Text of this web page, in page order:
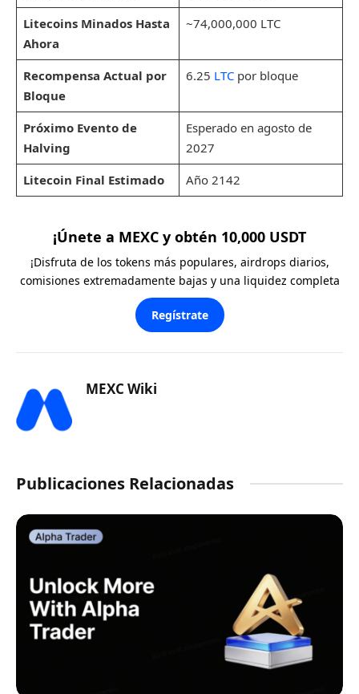
Litecoins Minados Hasta
Ahora
~74,000,000 LTC
Recompensa Actual por
Bloque
6.25 LTCpor bloque
Próximo Evento de
Halving
Esperado en agosto de
2027
Litecoin Final Estimado
Año 2142
¡Únete a MEXC y obtén 10,000 USDT
¡Disfruta de los tokens más populares, airdrops diarios,
comisiones extremadamente bajas y una liquidez completa
Regístrate
MEXC Wiki
Publicaciones Relacionadas